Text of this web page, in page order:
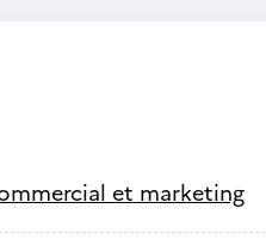
et marketing